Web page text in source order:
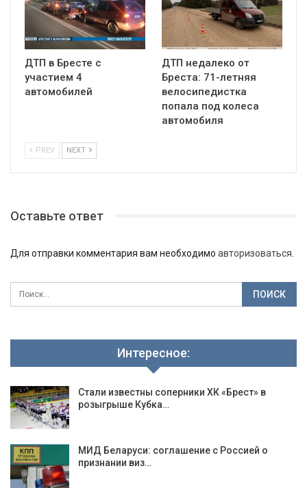
ДТП в Бресте с
участием 4
автомобилей
ДТП недалеко от
Бреста: 71-летняя
велосипедистка
попала под колеса
автомобиля
PREV NEXT
Оставьте ответ
Для отправки комментария вам необходимо авторизоваться
Интересное:
Стали известны соперники ХК «Брест» в
розыгрыше Кубка…
МИД Беларуси: соглашение с Россией о
признании виз…